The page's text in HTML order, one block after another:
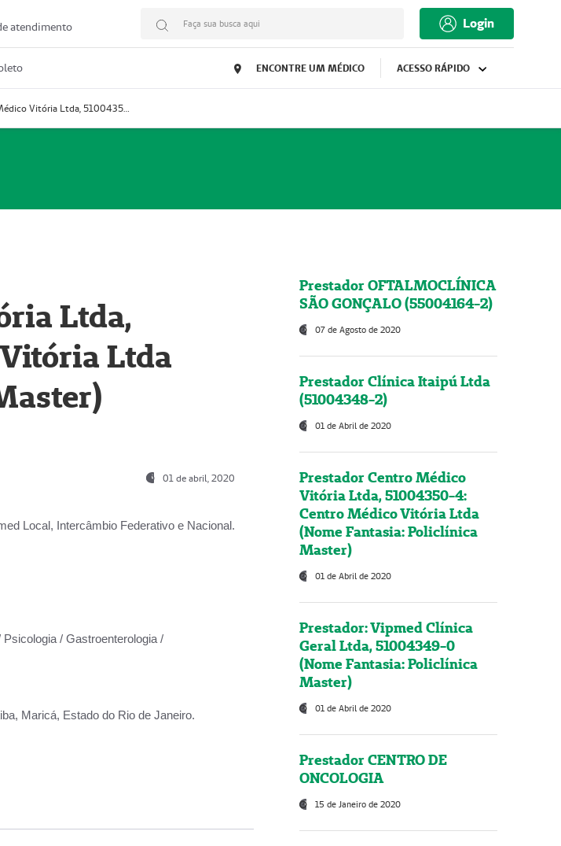
atendimento Faça sua busca aqui Login
ENCONTRE UM MÉDICO ACESSO RÁPIDO
Prestador Centro Médico Vitória Ltda, 51004350-4: Centro Médico Vitória Ltda (Nome Fantasia: Policlínica Master)
Ltda,
Ltda
01 de abril, 2020
Local, Intercâmbio Federativo e Nacional.
/ Gastroenterologia /
Maricá, Estado do Rio de Janeiro.
Prestador OFTALMOCLÍNICA
SÃO GONÇALO (55004164-2)
07 de Agosto de 2020
Prestador Clínica Itaipú Ltda
(51004348-2)
01 de Abril de 2020
Prestador Centro Médico
Vitória Ltda, 51004350-4:
Centro Médico Vitória Ltda
(Nome Fantasia: Policlínica
Master)
01 de Abril de 2020
Prestador: Vipmed Clínica
Geral Ltda, 51004349-0
(Nome Fantasia: Policlínica
Master)
01 de Abril de 2020
Prestador CENTRO DE
ONCOLOGIA
15 de Janeiro de 2020